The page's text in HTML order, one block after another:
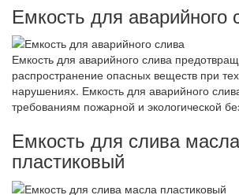
Емкость для аварийного
Емкость для аварийного слива
распространение опасных веществ при
нарушениях. Емкость для аварийного
требованиям пожарной и экологической
Емкость для слива масла
пластиковый